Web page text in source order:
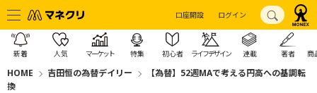
口座開設 ログイン
新着 人気 マーケット 特集 初心者 ライフデザイン 連載 著者 商
HOME 吉田恒の為替デイリー
【為替】52週MAで考える円高への基調転
換